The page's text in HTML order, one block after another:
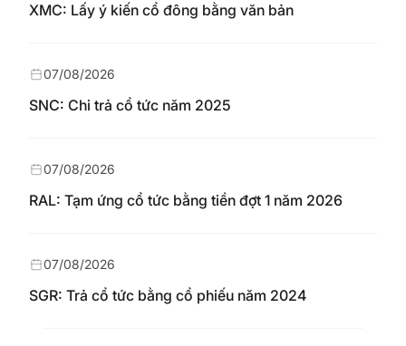
XMC: Lấy ý kiến cổ đông bằng văn bản
SNC: Chi trả cổ tức năm 2025
07/08/2026
RAL: Tạm ứng cổ tức bằng tiền đợt 1 năm 2026
07/08/2026
SGR: Trả cổ tức bằng cổ phiếu năm 2024
07/08/2026